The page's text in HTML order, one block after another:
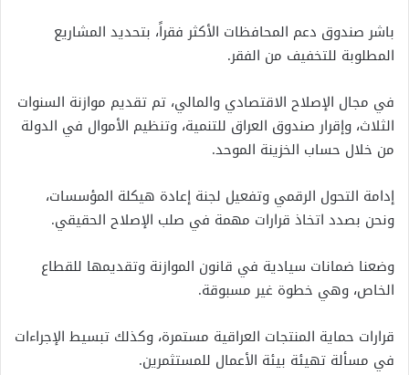
باشر صندوق دعم المحافظات الأكثر فقراً، بتحديد المشاريع
المطلوبة للتخفيف من الفقر.
في مجال الإصلاح الاقتصادي والمالي، تم تقديم موازنة السنوات
الثلاث، وإقرار صندوق العراق للتنمية، وتنظيم الأموال في الدولة
من خلال حساب الخزينة الموحد.
إدامة التحول الرقمي وتفعيل لجنة إعادة هيكلة المؤسسات،
ونحن بصدد اتخاذ قرارات مهمة في صلب الإصلاح الحقيقي.
وضعنا ضمانات سيادية في قانون الموازنة وتقديمها للقطاع
الخاص، وهي خطوة غير مسبوقة.
قرارات حماية المنتجات العراقية مستمرة، وكذلك تبسيط الإجراءات
في مسألة تهيئة بيئة الأعمال للمستثمرين.